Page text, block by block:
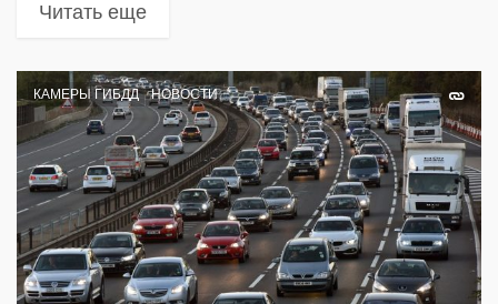
Читать еще
КАМЕРЫ ГИБДД НОВОСТИ